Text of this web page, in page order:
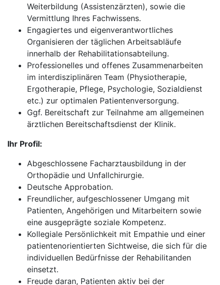
Weiterbildung (Assistenzärzten), sowie die
Vermittlung Ihres Fachwissens.
Engagiertes und eigenverantwortliches
Organisieren der täglichen Arbeitsabläufe
innerhalb der Rehabilitationsabteilung.
Professionelles und offenes Zusammenarbeiten
im interdisziplinären Team (Physiotherapie,
Ergotherapie, Pflege, Psychologie, Sozialdienst
etc.) zur optimalen Patientenversorgung.
Ggf. Bereitschaft zur Teilnahme am allgemeinen
ärztlichen Bereitschaftsdienst der Klinik.
Ihr Profil:
Abgeschlossene Facharztausbildung in der
Orthopädie und Unfallchirurgie.
Deutsche Approbation.
Freundlicher, aufgeschlossener Umgang mit
Patienten, Angehörigen und Mitarbeitern sowie
eine ausgeprägte soziale Kompetenz.
Kollegiale Persönlichkeit mit Empathie und einer
patientenorientierten Sichtweise, die sich für die
individuellen Bedürfnisse der Rehabilitanden
einsetzt.
Freude daran, Patienten aktiv bei der